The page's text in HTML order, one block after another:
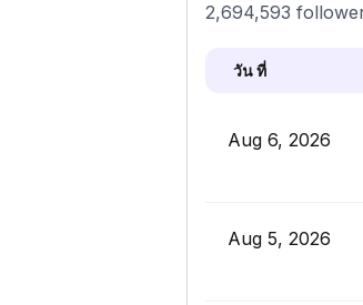
2,694,593
วัน ที่
Aug 6, 2026
Aug 5, 2026